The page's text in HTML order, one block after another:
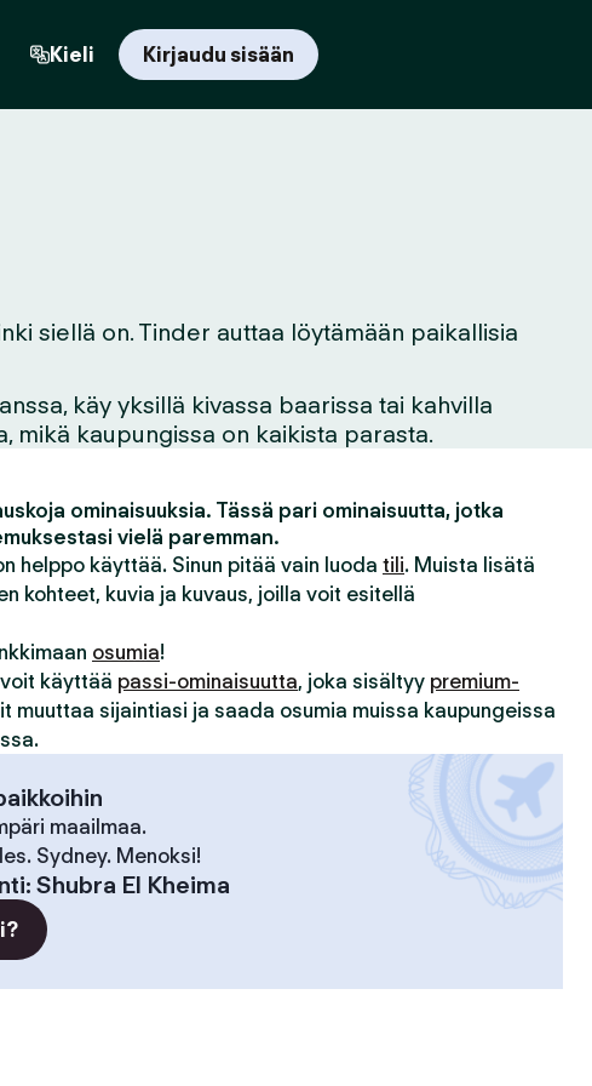
Kieli Kirjaudu sisään
siellä on. Tinder auttaa löytämään paikallisia
käy yksillä kivassa baarissa tai kahvilla
mikä kaupungissa on kaikista parasta.
ominaisuuksia. Tässä pari ominaisuutta, jotka
vielä paremman.
helppo käyttää. Sinun pitää vain luoda tili. Muista lisätä
kohteet, kuvia ja kuvaus, joilla voit esitellä
osumia!
käyttää passi-ominaisuutta, joka sisältyy premium-
muuttaa sijaintiasi ja saada osumia muissa kaupungeissa
maailmaa.
Sydney. Menoksi!
: Shubra El Kheima